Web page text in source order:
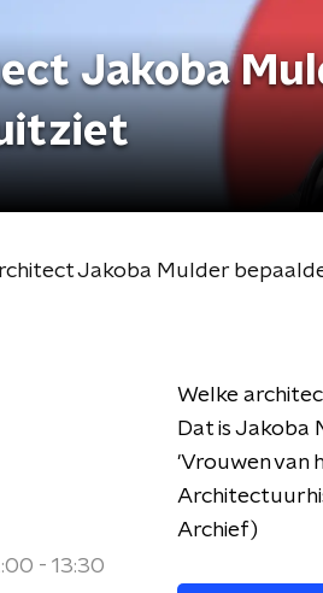
Jakoba
Jakoba Mulder
- 13:30
Welke
Dat is Jakoba
'Vrouwen van
Archief)